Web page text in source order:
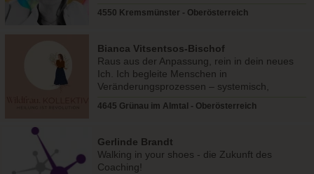
4550 Kremsmünster - Oberösterreich
Bianca Vitsentsos-Bischof
Raus aus der Anpassung, rein in dein neues
Ich. Ich begleite Menschen in
Veränderungsprozessen – systemisch,
4645 Grünau im Almtal - Oberösterreich
Gerlinde Brandt
Walking in your shoes - die Zukunft des
Coaching!